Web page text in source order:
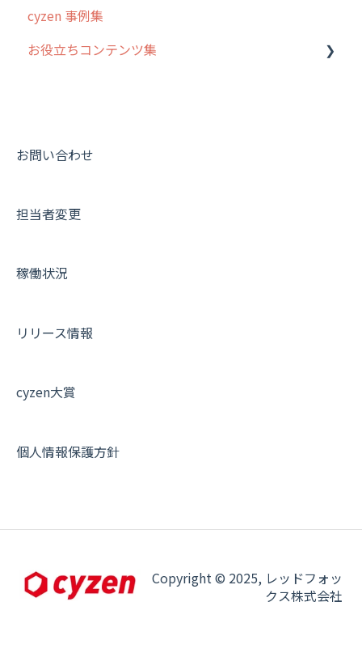
GPS・位置情報 について
ルート自動記録 について
報告書について
メンバー画面について
その他よくある質問
cyzen 事例集
お役立ちコンテンツ集
動画集：共通
お問い合わせ
担当者変更
稼働状況
リリース情報
cyzen大賞
個人情報保護方針
Copyright © 2025, レッドフォッ
クス株式会社